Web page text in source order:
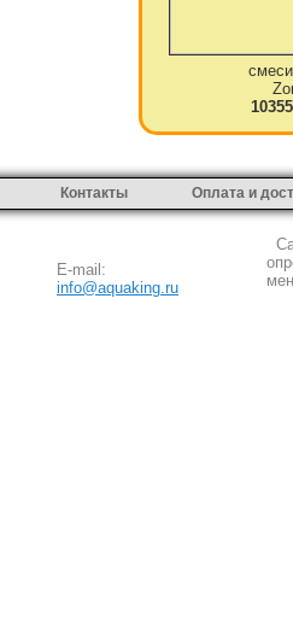
Контакты Оплата и
E-mail:
info@aquaking.ru